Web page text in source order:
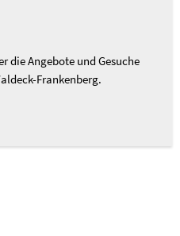
die Angebote und Gesuche
Frankenberg.